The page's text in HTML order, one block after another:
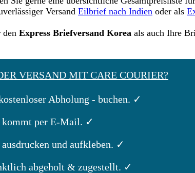
Versand Eilbrief nach Indien oder als
Express Briefversand Korea als auch Ihre
VERSAND MIT CARE COURIER?
Abholung - buchen. ✓
kommt per E-Mail. ✓
ausdrucken und aufkleben. ✓
abgeholt & zugestellt. ✓